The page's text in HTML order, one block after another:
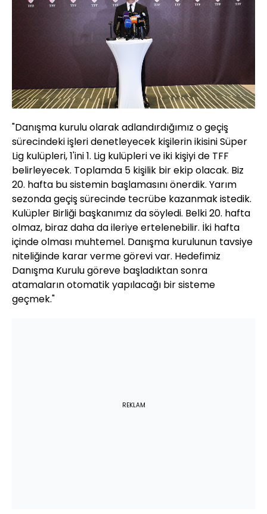
"Danışma kurulu olarak adlandırdığımız o geçiş
sürecindeki işleri denetleyecek kişilerin ikisini Süper
Lig kulüpleri, 1'ini 1. Lig kulüpleri ve iki kişiyi de TFF
belirleyecek. Toplamda 5 kişilik bir ekip olacak. Biz
20. hafta bu sistemin başlamasını önerdik. Yarım
sezonda geçiş sürecinde tecrübe kazanmak istedik.
Kulüpler Birliği başkanımız da söyledi. Belki 20. hafta
olmaz, biraz daha da ileriye ertelenebilir. İki hafta
içinde olması muhtemel. Danışma kurulunun tavsiye
niteliğinde karar verme görevi var. Hedefimiz
Danışma Kurulu göreve başladıktan sonra
atamaların otomatik yapılacağı bir sisteme
geçmek."
REKLAM